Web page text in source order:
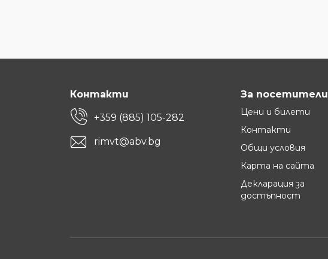
Контакти
+359 (885) 105-282
rimvt@abv.bg
За посетители
Цени и билети
Контакти
Общи условия
Карта на сайта
Декларация за
достъпност